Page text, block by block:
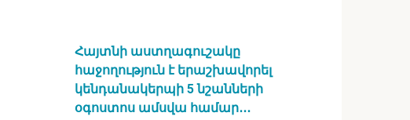
Հայտնի աստղագուշակը
հաջողություն է երաշխավորել
կենդանակերպի 5 նշանների
օգոստոս ամսվա համար․․․